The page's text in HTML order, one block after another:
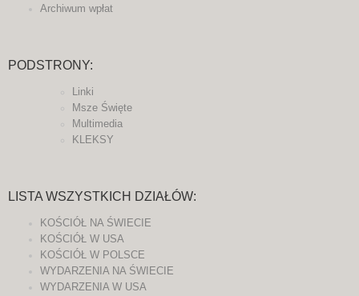
Archiwum wpłat
PODSTRONY:
Linki
Msze Święte
Multimedia
KLEKSY
LISTA WSZYSTKICH DZIAŁÓW:
KOŚCIÓŁ NA ŚWIECIE
KOŚCIÓŁ W USA
KOŚCIÓŁ W POLSCE
WYDARZENIA NA ŚWIECIE
WYDARZENIA W USA